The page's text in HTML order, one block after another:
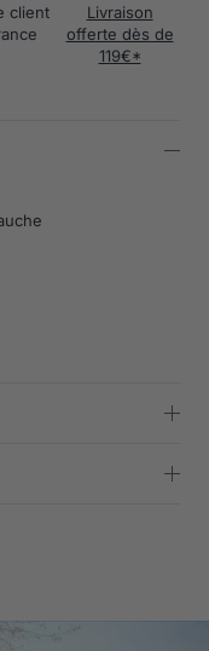
client
Livraison
offerte dès de
119€*